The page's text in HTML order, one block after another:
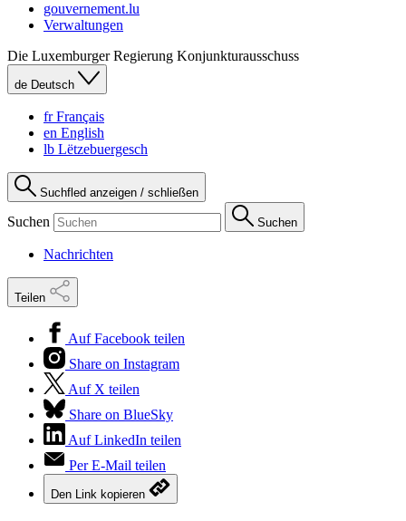
gouvernement.lu
Verwaltungen
Die Luxemburger Regierung Konjunkturausschuss
de Deutsch
fr Français
en English
lb Lëtzebuergesch
Suchfled anzeigen / schließen
Suchen Suchen
Nachrichten
Teilen
Auf Facebook teilen
Share on Instagram
Auf X teilen
Share on BlueSky
Auf LinkedIn teilen
Per E-Mail teilen
Den Link kopieren